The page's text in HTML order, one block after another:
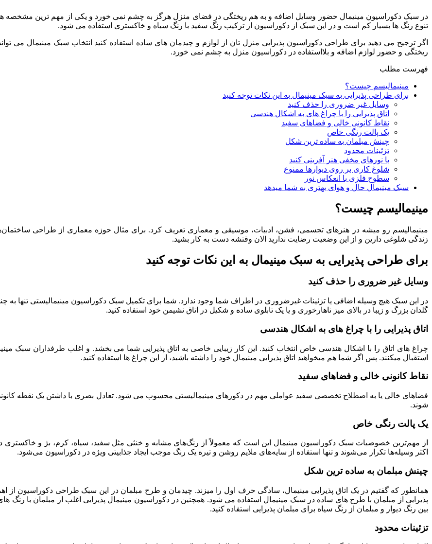
در سبک دکوراسیون مینیمال حضور وسایل اضافه و به هم ریختگی در فضای منزل هرگز به چشم نمی خورد و یکی از مهم ترین مشخصه
تنوع رنگ ها بسیار کم است و در این سبک از دکوراسیون از ترکیب رنگ سفید با رنگ سیاه و خاکستری استفاده می شود.
اگر ترجیح می دهید برای طراحی دکوراسیون پذیرایی منزل تان از لوازم و چیدمان های ساده استفاده کنید انتخاب سبک مینیمال می
ریختگی و حضور لوازم اضافه و بلااستفاده در دکوراسیون منزل به چشم نمی خورد.
فهرست مطلب
مینیمالیسم چیست؟
برای طراحی پذیرایی به سبک مینیمال به این نکات توجه کنید
وسایل غیر ضروری را حذف کنید
اتاق پذیرایی را با چراغ های به اشکال هندسی
نقاط کانونی خالی و فضاهای سفید
یک پالت رنگی خاص
چینش مبلمان به ساده ترین شکل
تزئینات محدود
با نورهای مخفی هنر آفرینی کنید
شلوغ کاری بر روی دیوارها ممنوع
سطوح فلزی با انعکاس نور
سبک مینیمال حال و هوای بهتری به شما میدهد
مینیمالیسم چیست؟
مینیمالیسم رو میشه در هنرهای تجسمی، فشن، ادبیات، موسیقی و معماری تعریف کرد. برای مثال حوزه معماری از طراحی
زندگی شلوغی دارین و از این وضعیت رضایت ندارید الان وقتشه دست به کار بشید.
برای طراحی پذیرایی به سبک مینیمال به این نکات توجه کنید
وسایل غیر ضروری را حذف کنید
در این سبک هیچ وسیله اضافی یا تزئینات غیرضروری در اطراف شما وجود ندارد. شما برای تکمیل سبک دکوراسیون مینیمالیستی تنها به چند
گلدان بزرگ و زیبا در بالای میز ناهارخوری و یا یک تابلوی ساده و شکیل در اتاق نشیمن خود استفاده کنید.
اتاق پذیرایی را با چراغ های به اشکال هندسی
چراغ­ های اتاق را با اشکال هندسی خاص انتخاب کنید. این کار زیبایی خاصی به اتاق پذیرایی شما می بخشد. و اغلب طرفداران سبک
استقبال می­کنند. پس اگر شما هم می­خواهید اتاق پذیرایی مینیمال خود را داشته باشید، از این چراغ ها استفاده کنید.
نقاط کانونی خالی و فضاهای سفید
فضاهای خالی یا به اصطلاح تخصصی سفید عواملی مهم در دکورهای مینیمالیستی محسوب می شود. تعادل بصری با داشتن یک نقطه
شوند.
یک پالت رنگی خاص
از مهم‌ترین خصوصیات سبک دکوراسیون مینیمال این است که معمولاً از رنگ‌های مشابه و خنثی مثل سفید، سیاه، کرم، بژ و
اکثر وسیله‌ها تکرار می‌شوند و تنها استفاده از سایه‌های ملایم روشن و تیره یک رنگ موجب ایجاد جذابیتی ویژه در دکوراسیون می‌شود.
چینش مبلمان به ساده ترین شکل
همانطور که گفتیم در یک اتاق پذیرایی مینیمال، سادگی حرف اول را می­زند. چیدمان و طرح مبلمان در این سبک طراحی دکوراسیون از
پذیرایی از مبلمان با طرح های ساده در سبک مینیمال استفاده می شود. همچنین در دکوراسیون مینیمال پذیرایی اغلب از مبلمان با
بین رنگ دیوار و مبلمان از رنگ سیاه برای مبلمان پذیرایی استفاده کنید.
تزئینات محدود